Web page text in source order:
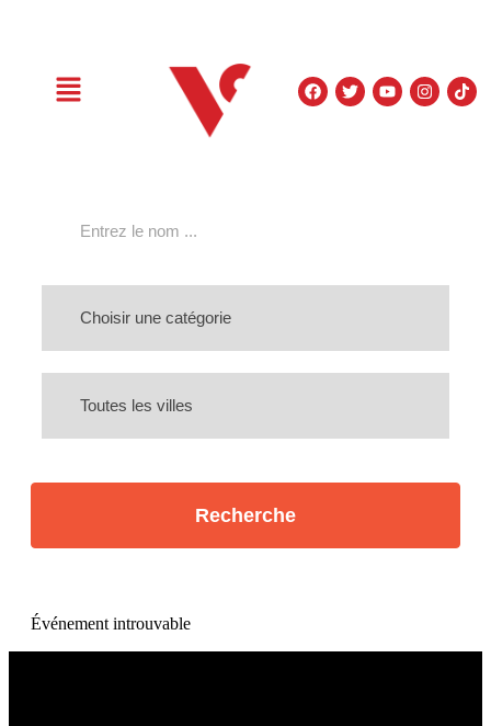
Événement introuvable